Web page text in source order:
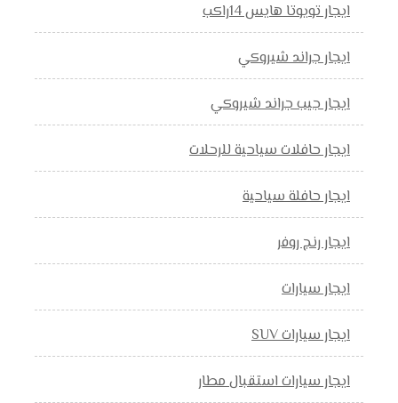
ايجار تويوتا هايس 14راكب
ايجار جراند شيروكي
ايجار جيب جراند شيروكي
ايجار حافلات سياحية للرحلات
ايجار حافلة سياحية
ايجار رنج روفر
ايجار سيارات
ايجار سيارات SUV
ايجار سيارات استقبال مطار